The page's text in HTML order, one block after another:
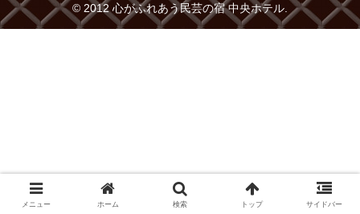
© 2012 心がふれあう民芸の宿 中央ホテル.
メニュー ホーム 検索 トップ サイドバー